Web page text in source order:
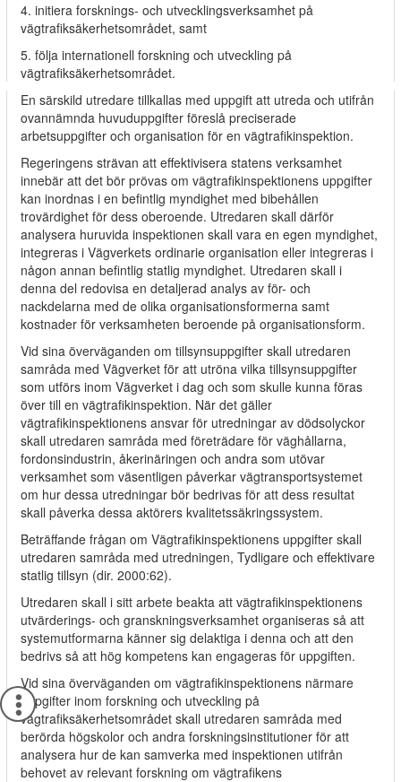
4. initiera forsknings- och utvecklingsverksamhet på
vägtrafiksäkerhetsområdet, samt
5. följa internationell forskning och utveckling på
vägtrafiksäkerhetsområdet.
En särskild utredare tillkallas med uppgift att utreda och utifrån
ovannämnda huvuduppgifter föreslå preciserade
arbetsuppgifter och organisation för en vägtrafikinspektion.
Regeringens strävan att effektivisera statens verksamhet
innebär att det bör prövas om vägtrafikinspektionens uppgifter
kan inordnas i en befintlig myndighet med bibehållen
trovärdighet för dess oberoende. Utredaren skall därför
analysera huruvida inspektionen skall vara en egen myndighet,
integreras i Vägverkets ordinarie organisation eller integreras i
någon annan befintlig statlig myndighet. Utredaren skall i
denna del redovisa en detaljerad analys av för- och
nackdelarna med de olika organisationsformerna samt
kostnader för verksamheten beroende på organisationsform.
Vid sina överväganden om tillsynsuppgifter skall utredaren
samråda med Vägverket för att utröna vilka tillsynsuppgifter
som utförs inom Vägverket i dag och som skulle kunna föras
över till en vägtrafikinspektion. När det gäller
vägtrafikinspektionens ansvar för utredningar av dödsolyckor
skall utredaren samråda med företrädare för väghållarna,
fordonsindustrin, åkerinäringen och andra som utövar
verksamhet som väsentligen påverkar vägtransportsystemet
om hur dessa utredningar bör bedrivas för att dess resultat
skall påverka dessa aktörers kvalitetssäkringssystem.
Beträffande frågan om Vägtrafikinspektionens uppgifter skall
utredaren samråda med utredningen, Tydligare och effektivare
statlig tillsyn (dir. 2000:62).
Utredaren skall i sitt arbete beakta att vägtrafikinspektionens
utvärderings- och granskningsverksamhet organiseras så att
systemutformarna känner sig delaktiga i denna och att den
bedrivs så att hög kompetens kan engageras för uppgiften.
Vid sina överväganden om vägtrafikinspektionens närmare
uppgifter inom forskning och utveckling på
vägtrafiksäkerhetsområdet skall utredaren samråda med
berörda högskolor och andra forskningsinstitutioner för att
analysera hur de kan samverka med inspektionen utifrån
behovet av relevant forskning om vägtrafikens